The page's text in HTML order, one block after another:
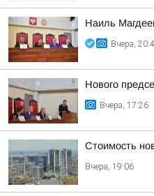
Наиль
Вчера,
Нового
Вчера, 17:26
Стоимость
Вчера, 19:06